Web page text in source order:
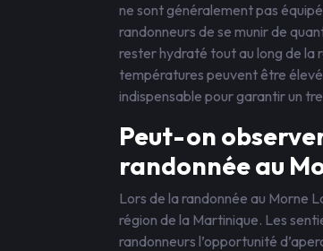
ne sont généralement pas
randonneurs de se munir de
rester hydraté tout au long de la
températures peuvent être
indispensable pour garantir un
Peut-on
randonnée au
Lors de la randonnée au Morne
région de la Martinique. Les
randonneurs l’opportunité